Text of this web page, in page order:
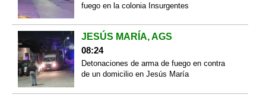
fuego en la colonia Insurgentes
JESÚS MARÍA, AGS
08:24
Detonaciones de arma de fuego en contra
de un domicilio en Jesús María